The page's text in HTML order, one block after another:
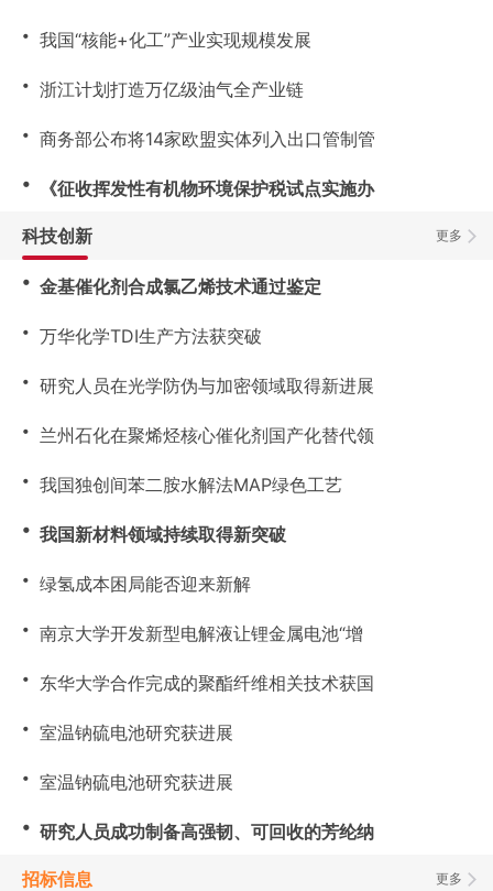
・ 我国“核能+化工”产业实现规模发展
・ 浙江计划打造万亿级油气全产业链
・ 商务部公布将14家欧盟实体列入出口管制管
・ 《征收挥发性有机物环境保护税试点实施办
更多
科技创新
・ 金基催化剂合成氯乙烯技术通过鉴定
・ 万华化学TDI生产方法获突破
・ 研究人员在光学防伪与加密领域取得新进展
・ 兰州石化在聚烯烃核心催化剂国产化替代领
・ 我国独创间苯二胺水解法MAP绿色工艺
・ 我国新材料领域持续取得新突破
・ 绿氢成本困局能否迎来新解
・ 南京大学开发新型电解液让锂金属电池“增
・ 东华大学合作完成的聚酯纤维相关技术获国
・ 室温钠硫电池研究获进展
・ 室温钠硫电池研究获进展
・ 研究人员成功制备高强韧、可回收的芳纶纳
更多
招标信息